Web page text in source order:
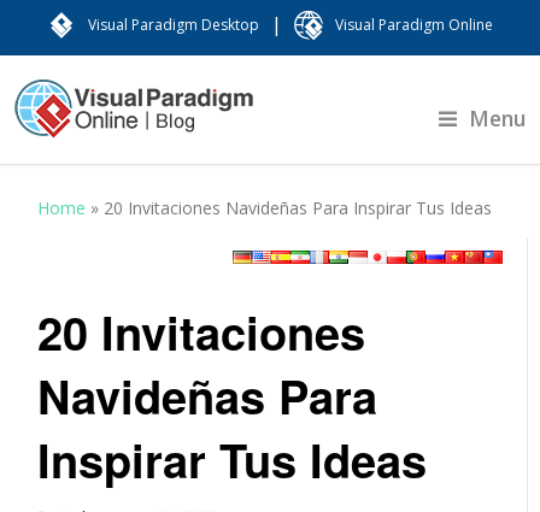
Visual Paradigm Desktop | Visual Paradigm Online
Menu
Home » 20 Invitaciones Navideñas Para Inspirar Tus Ideas
20 Invitaciones
Navideñas Para
Inspirar Tus Ideas